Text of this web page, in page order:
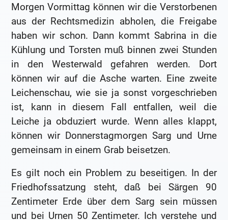
Morgen Vormittag können wir die Verstorbenen
aus der Rechtsmedizin abholen, die Freigabe
haben wir schon. Dann kommt Sabrina in die
Kühlung und Torsten muß binnen zwei Stunden
in den Westerwald gefahren werden. Dort
können wir auf die Asche warten. Eine zweite
Leichenschau, wie sie ja sonst vorgeschrieben
ist, kann in diesem Fall entfallen, weil die
Leiche ja obduziert wurde. Wenn alles klappt,
können wir Donnerstagmorgen Sarg und Urne
gemeinsam in einem Grab beisetzen.
Es gilt noch ein Problem zu beseitigen. In der
Friedhofssatzung steht, daß bei Särgen 90
Zentimeter Erde über dem Sarg sein müssen
und bei Urnen 50 Zentimeter. Ich verstehe und